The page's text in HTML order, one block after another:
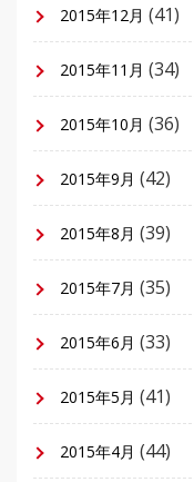
2015年12月 (41)
2015年11月 (34)
2015年10月 (36)
2015年9月 (42)
2015年8月 (39)
2015年7月 (35)
2015年6月 (33)
2015年5月 (41)
2015年4月 (44)